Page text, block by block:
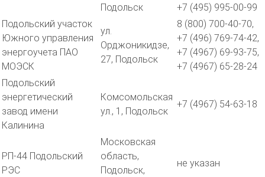
Подольск
+7 (495) 995-00-99
Подольский участок
Южного управления
энергоучета ПАО
МОЭСК
ул.
Орджоникидзе,
27, Подольск
8 (800) 700-40-70,
+7 (496) 769-74-42,
+7 (4967) 69-93-75,
+7 (4967) 65-28-24
Подольский
энергетический
завод имени
Калинина
Комсомольская
ул., 1, Подольск
+7 (4967) 54-63-18
РП-44 Подольский
РЭС
Московская
область,
Подольск,
не указан